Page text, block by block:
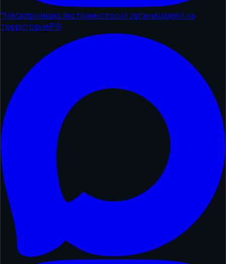
*Meta признана экстремистской организацией на
территории РФ